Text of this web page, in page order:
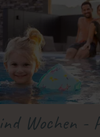
Wochen -